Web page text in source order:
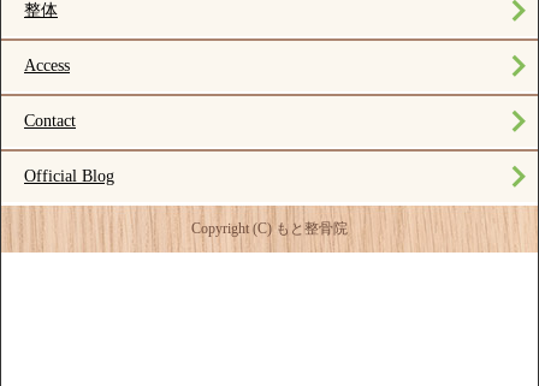
整体
Access
Contact
Official Blog
Copyright (C) もと整骨院